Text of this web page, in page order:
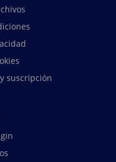
suscripción